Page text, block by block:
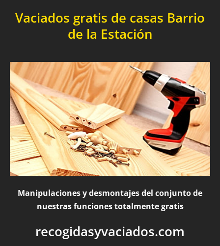
Vaciados gratis de casas Barrio
de la Estación
Manipulaciones y desmontajes del conjunto de
nuestras funciones totalmente gratis
recogidasyvaciados.com